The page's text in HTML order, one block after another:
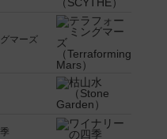
マーズ